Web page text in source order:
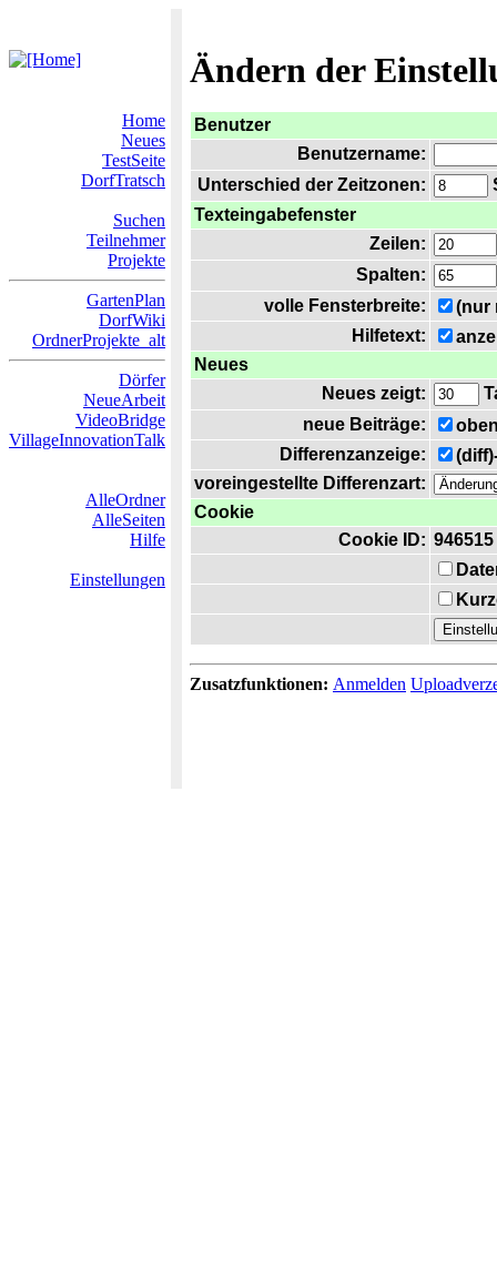
Ändern der
Home
Neues
TestSeite
DorfTratsch
Suchen
Teilnehmer
Projekte
GartenPlan
DorfWiki
OrdnerProjekte_alt
Dörfer
NeueArbeit
VideoBridge
VillageInnovationTalk
AlleOrdner
AlleSeiten
Hilfe
Einstellungen
Benutzer
Benutzername:
Unterschied der Zeitzonen:
Texteingabefenster
Zeilen:
Spalten:
volle Fensterbreite:
(nur
Hilfetext:
Neues
Neues zeigt:
neue Beiträge:
Differenzanzeige:
voreingestellte Differenzart:
Cookie
Cookie ID: 946515
Zusatzfunktionen: Anmelden